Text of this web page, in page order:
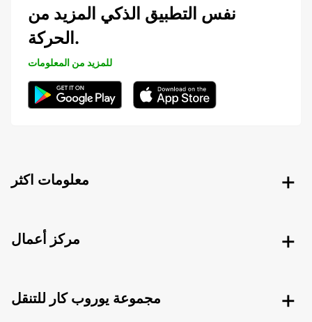
نفس التطبيق الذكي المزيد من
الحركة.
للمزيد من المعلومات
معلومات اكثر
مركز أعمال
مجموعة يوروب كار للتنقل